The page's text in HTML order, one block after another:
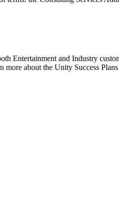
Entertainment and Industry
more about the Unity Success